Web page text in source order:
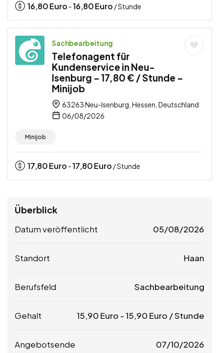
16,80Euro -16,80Euro / Stunde
Sachbearbeitung
Telefonagent für
Kundenservice in Neu-
Isenburg – 17,80 € / Stunde –
Minijob
63263 Neu-Isenburg, Hessen, Deutschland
06/08/2026
Minijob
17,80Euro -17,80Euro / Stunde
Überblick
Datum veröffentlicht 05/08/2026
Standort Haan
Berufsfeld Sachbearbeitung
Gehalt 15,90 Euro -15,90 Euro / Stunde
Angebotsende 07/10/2026